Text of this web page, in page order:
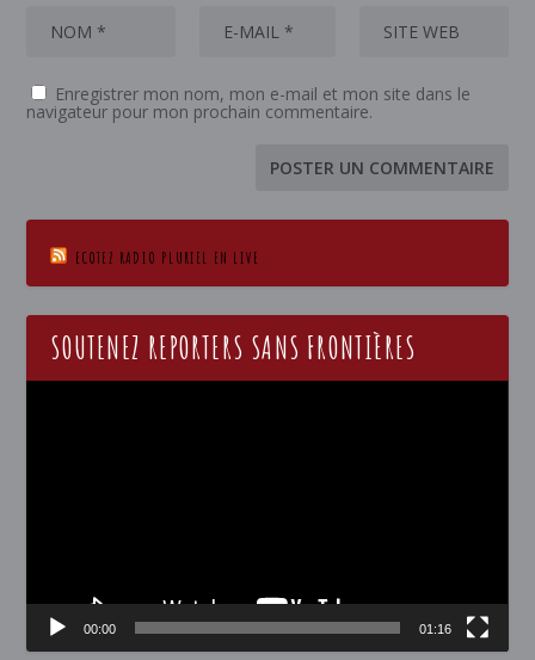
Enregistrer mon nom, mon e-mail et mon site dans le
navigateur pour mon prochain commentaire.
ECOTEZ RADIO PLURIEL EN LIVE
SOUTENEZ REPORTERS SANS FRONTIÈRES
00:00 01:16